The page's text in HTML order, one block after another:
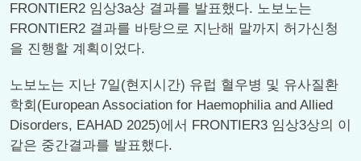
FRONTIER2 임상3a상 결과를 발표했다. 노보노는
FRONTIER2 결과를 바탕으로 지난해 말까지 허가신청
을 진행할 계획이었다.
노보노는 지난 7일(현지시간) 유럽 혈우병 및 유사질환
학회(European Association for Haemophilia and Allied
Disorders, EAHAD 2025)에서 FRONTIER3 임상3상의 이
같은 중간결과를 발표했다.